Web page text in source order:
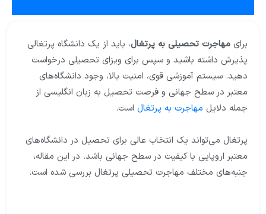
برای مهاجرت تحصیلی به پرتغال، باید از یک دانشگاه پرتغالی
پذیرش داشته باشید و سپس برای ویزای تحصیلی درخواست
دهید. سیستم آموزشی قوی، امنیت بالا، وجود دانشگاه‌های
معتبر در سطح جهانی و فرصت تحصیل به زبان انگلیسی از
جمله دلایل مهاجرت به پرتغال است.
پرتغال می‌تواند یک انتخاب عالی برای تحصیل در دانشگاه‌های
معتبر اروپایی با کیفیت در سطح جهانی باشد. در این مقاله،
جنبه‌های مختلف مهاجرت تحصیلی پرتغال بررسی شده است.